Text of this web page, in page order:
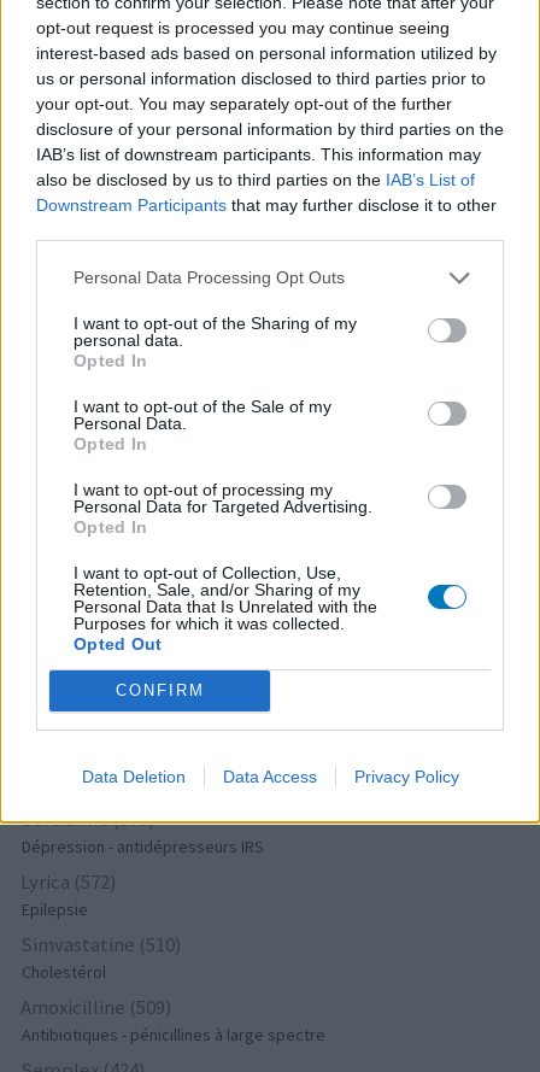
opt-out request is processed you may continue seeing
interest-based ads based on personal information utilized by
us or personal information disclosed to third parties prior to
your opt-out. You may separately opt-out of the further
disclosure of your personal information by third parties on the
IAB’s list of downstream participants. This information may
also be disclosed by us to third parties on the IAB’s List of
Downstream Participants that may further disclose it to other
Personal Data Processing Opt Outs
I want to opt-out of the Sharing of my
personal data.
Opted In
I want to opt-out of the Sale of my
Personal Data.
Opted In
I want to opt-out of processing my
Personal Data for Targeted Advertising.
Opted In
I want to opt-out of Collection, Use,
Retention, Sale, and/or Sharing of my
Personal Data that Is Unrelated with the
Purposes for which it was collected.
Opted Out
CONFIRM
Data Deletion Data Access Privacy Policy
Hyperthyroïdite
Efficacité
Quantité effets secondaires
votre avis 0 réactions
Médicaments avec le plus grand nombre d'avis
Levothyrox (1669)
Mirena (1581)
Contraception - autre
Tramadol (932)
Douleurs - morphine
Paroxetine (775)
Dépression - antidépresseurs IRS
Effexor (690)
Toxicomanie
Sertraline (579)
Dépression - antidépresseurs IRS
Lyrica (572)
Epilepsie
Simvastatine (510)
Cholestérol
Amoxicilline (509)
Antibiotiques - pénicillines à large spectre